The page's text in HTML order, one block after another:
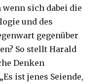
wenn sich dabei die
und des
gegenüber
So stellt Harald
Denken
ist jenes Seiende,